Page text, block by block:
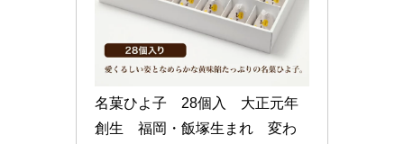
名菓ひよ子　28個入　大正元年
創生　福岡・飯塚生まれ　変わ